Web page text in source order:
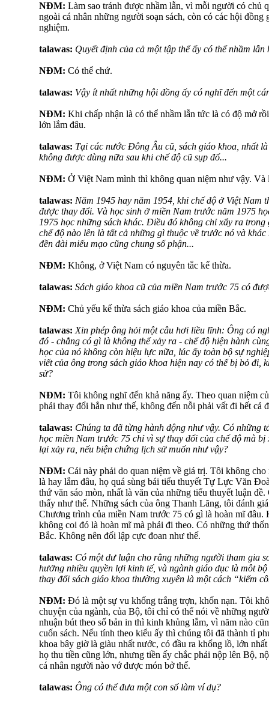
NĐM: Làm sao tránh được nhầm lẫn, vì mỗi người có chủ
ngoài cá nhân những người soạn sách, còn có các hội
nghiệm.
talawas: Quyết định của cả một tập thể ấy có thể nhầm lẫn
NĐM: Có thể chứ.
talawas: Vậy ít nhất những hội đồng ấy có nghĩ đến một
NĐM: Khi chấp nhận là có thể nhầm lẫn tức là có độ mở
lớn lắm đâu.
talawas: Tại các nước Đông Âu cũ, sách giáo khoa, nhất
không được dùng nữa sau khi chế độ cũ sụp đổ...
NĐM: Ở Việt Nam mình thì không quan niệm như vậy. Và
talawas: Năm 1945 hay năm 1954, khi chế độ ở Việt Nam
được thay đổi. Và học sinh ở miền Nam trước năm 1975
1975 học những sách khác. Điều đó không chỉ xẩy ra
chế độ nào lên là tất cả những gì thuộc về trước nó và
đền đài miếu mạo cũng chung số phận...
NĐM: Không, ở Việt Nam có nguyên tắc kế thừa.
talawas: Sách giáo khoa cũ của miền Nam trước 75 có
NĐM: Chủ yếu kế thừa sách giáo khoa của miền Bắc.
talawas: Xin phép ông hỏi một câu hơi liều lĩnh: Ông có
đó - chẳng có gì là không thể xảy ra - chế độ hiện hành
học của nó không còn hiệu lực nữa, lúc ấy toàn bộ sự
viết của ông trong sách giáo khoa hiện nay có thể bị bỏ đi,
sử?
NĐM: Tôi không nghĩ đến khả năng ấy. Theo quan niệm
phải thay đổi hẳn như thế, không đến nỗi phải vất đi hết cả
talawas: Chúng ta đã từng hành động như vậy. Có những
học miền Nam trước 75 chỉ vì sự thay đổi của chế độ mà bị
lại xảy ra, nếu biện chứng lịch sử muốn như vậy?
NĐM: Cái này phải do quan niệm về giá trị. Tôi không
là hay lắm đâu, họ quá sùng bái tiểu thuyết Tự Lực Văn
thứ văn sáo mòn, nhất là văn của những tiểu thuyết luận
thấy như thế. Những sách của ông Thanh Lãng, tôi đánh
Chương trình của miền Nam trước 75 có gì là hoàn mĩ đâu.
không coi đó là hoàn mĩ mà phải đi theo. Có những thứ
Bắc. Không nên đối lập cực đoan như thế.
talawas: Có một dư luận cho rằng những người tham gia
hưởng nhiều quyền lợi kinh tế, và ngành giáo dục là môt
thay đổi sách giáo khoa thường xuyên là một cách “kiếm
NĐM: Đó là một sự vu khống trắng trợn, khốn nạn. Tôi
chuyện của ngành, của Bộ, tôi chỉ có thể nói về những
nhuận bút theo số bản in thì kinh khủng lắm, vì năm nào
cuốn sách. Nếu tính theo kiểu ấy thì chúng tôi đã thành tỉ
khoa bây giờ là giàu nhất nước, có đầu ra khổng lồ, lớn
họ thu tiền cũng lớn, nhưng tiền ấy chắc phải nộp lên Bộ,
cá nhân người nào vớ được món bở thế.
talawas: Ông có thể đưa một con số làm ví dụ?